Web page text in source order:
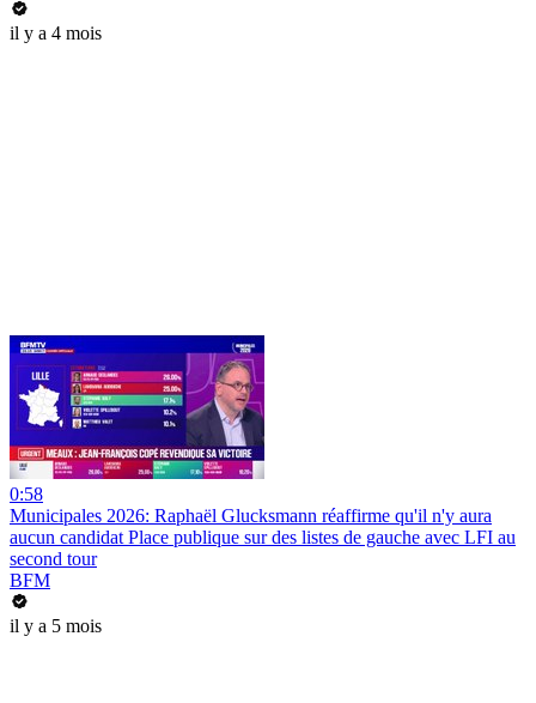
il y a 4 mois
0:58
Municipales 2026: Raphaël Glucksmann réaffirme qu'il n'y aura
aucun candidat Place publique sur des listes de gauche avec LFI au
second tour
BFM
il y a 5 mois